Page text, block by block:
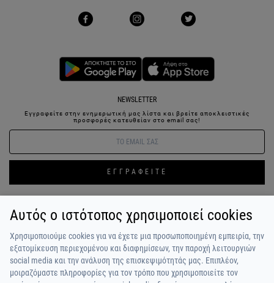
NEWSLETTER
Εγγραφείτε στην ενημερωτική μας λίστα και βρείτε αποκλειστικές
προσφορές κατευθείαν στο email σας!
ΕΓΓΡΑΦΕΙΤΕ
ΣΥΝΔΕΣΗ / ΕΓΓΡΑΦΗ ΑΓΑΠΗΜΕΝΑ ΕΠΙΚΟΙΝΩΝΙΑ
ΟΡΟΙ ΧΡΗΣΗΣ
ΠΟΙΟΙ ΕΙΜΑΣΤΕ
ΠΛΗΡΩΜΗ / ΑΠΟΣΤΟΛΗ
ΠΟΛΙΤΙΚΗ ΑΠΟΡΡΗΤΟΥ
Η ΟΜΑΔΑ
ΣΧΟΛΙΑ
ΠΕΛΑΤΩΝ
Αυτός ο ιστότοπος χρησιμοποιεί cookies
Χρησιμοποιούμε cookies για να έχετε μια προσωποποιημένη εμπειρία, την
εξατομίκευση περιεχομένου και διαφημίσεων, την παροχή λειτουργιών
social media και την ανάλυση της επισκεψιμότητάς μας. Επιπλέον,
μοιραζόμαστε πληροφορίες για τον τρόπο που χρησιμοποιείτε τον